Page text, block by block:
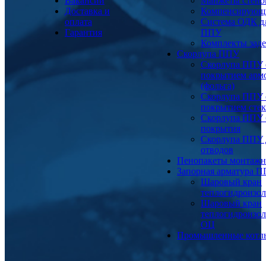
Доставка и
оплата
Гарантия
Система ОДК
ППУ
Комплекты
Скорлупа ППУ
Скорлупа ППУ
покрытием
(фольга)
Скорлупа ППУ
покрытием
Скорлупа ППУ
покрытия
Скорлупа ППУ
отводов
Пенопакеты
Запорная арматура
Шаровый кран
Шаровый кран
ОЦ
Промышленные